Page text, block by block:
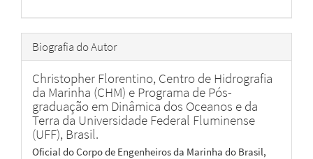
Biografia do Autor
Christopher Florentino, Centro de Hidrografia
da Marinha (CHM) e Programa de Pós-
graduação em Dinâmica dos Oceanos e da
Terra da Universidade Federal Fluminense
(UFF), Brasil.
Oficial do Corpo de Engenheiros da Marinha do Brasil,